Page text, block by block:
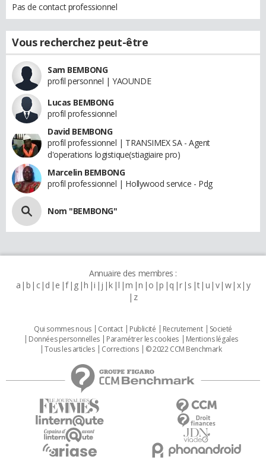
Pas de contact professionnel
Vous recherchez peut-être
Sam BEMBONG
profil personnel | YAOUNDE
Lucas BEMBONG
profil professionnel
David BEMBONG
profil professionnel | TRANSIMEX SA - Agent
d'operations logistique(stiagiaire pro)
Marcelin BEMBONG
profil professionnel | Hollywood service - Pdg
Nom "BEMBONG"
Annuaire des membres :
a b c d e f g h i j k l m n o p q r s t u v w x y
z
Qui sommes nous Contact Publicité Recrutement
Societé
Données personnelles
Paramétrer les cookies
Mentions légales
Tous les articles
Corrections © 2022 CCM Benchmark